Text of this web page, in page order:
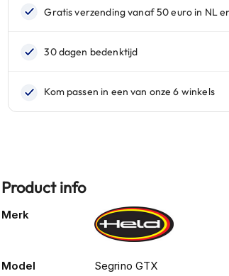
Product info
Meer
Merk
Model Segrino GTX